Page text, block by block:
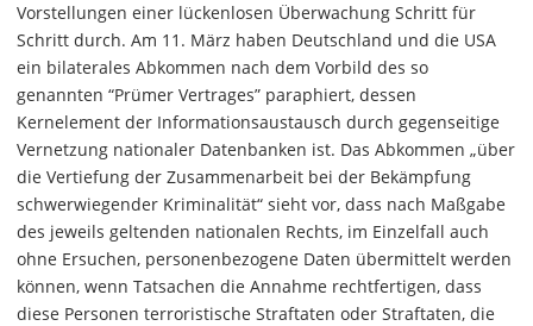
Vorstellungen einer lückenlosen Überwachung Schritt für
Schritt durch. Am 11. März haben Deutschland und die USA
ein bilaterales Abkommen nach dem Vorbild des so
genannten “Prümer Vertrages” paraphiert, dessen
Kernelement der Informationsaustausch durch gegenseitige
Vernetzung nationaler Datenbanken ist. Das Abkommen „über
die Vertiefung der Zusammenarbeit bei der Bekämpfung
schwerwiegender Kriminalität“ sieht vor, dass nach Maßgabe
des jeweils geltenden nationalen Rechts, im Einzelfall auch
ohne Ersuchen, personenbezogene Daten übermittelt werden
können, wenn Tatsachen die Annahme rechtfertigen, dass
diese Personen terroristische Straftaten oder Straftaten, die